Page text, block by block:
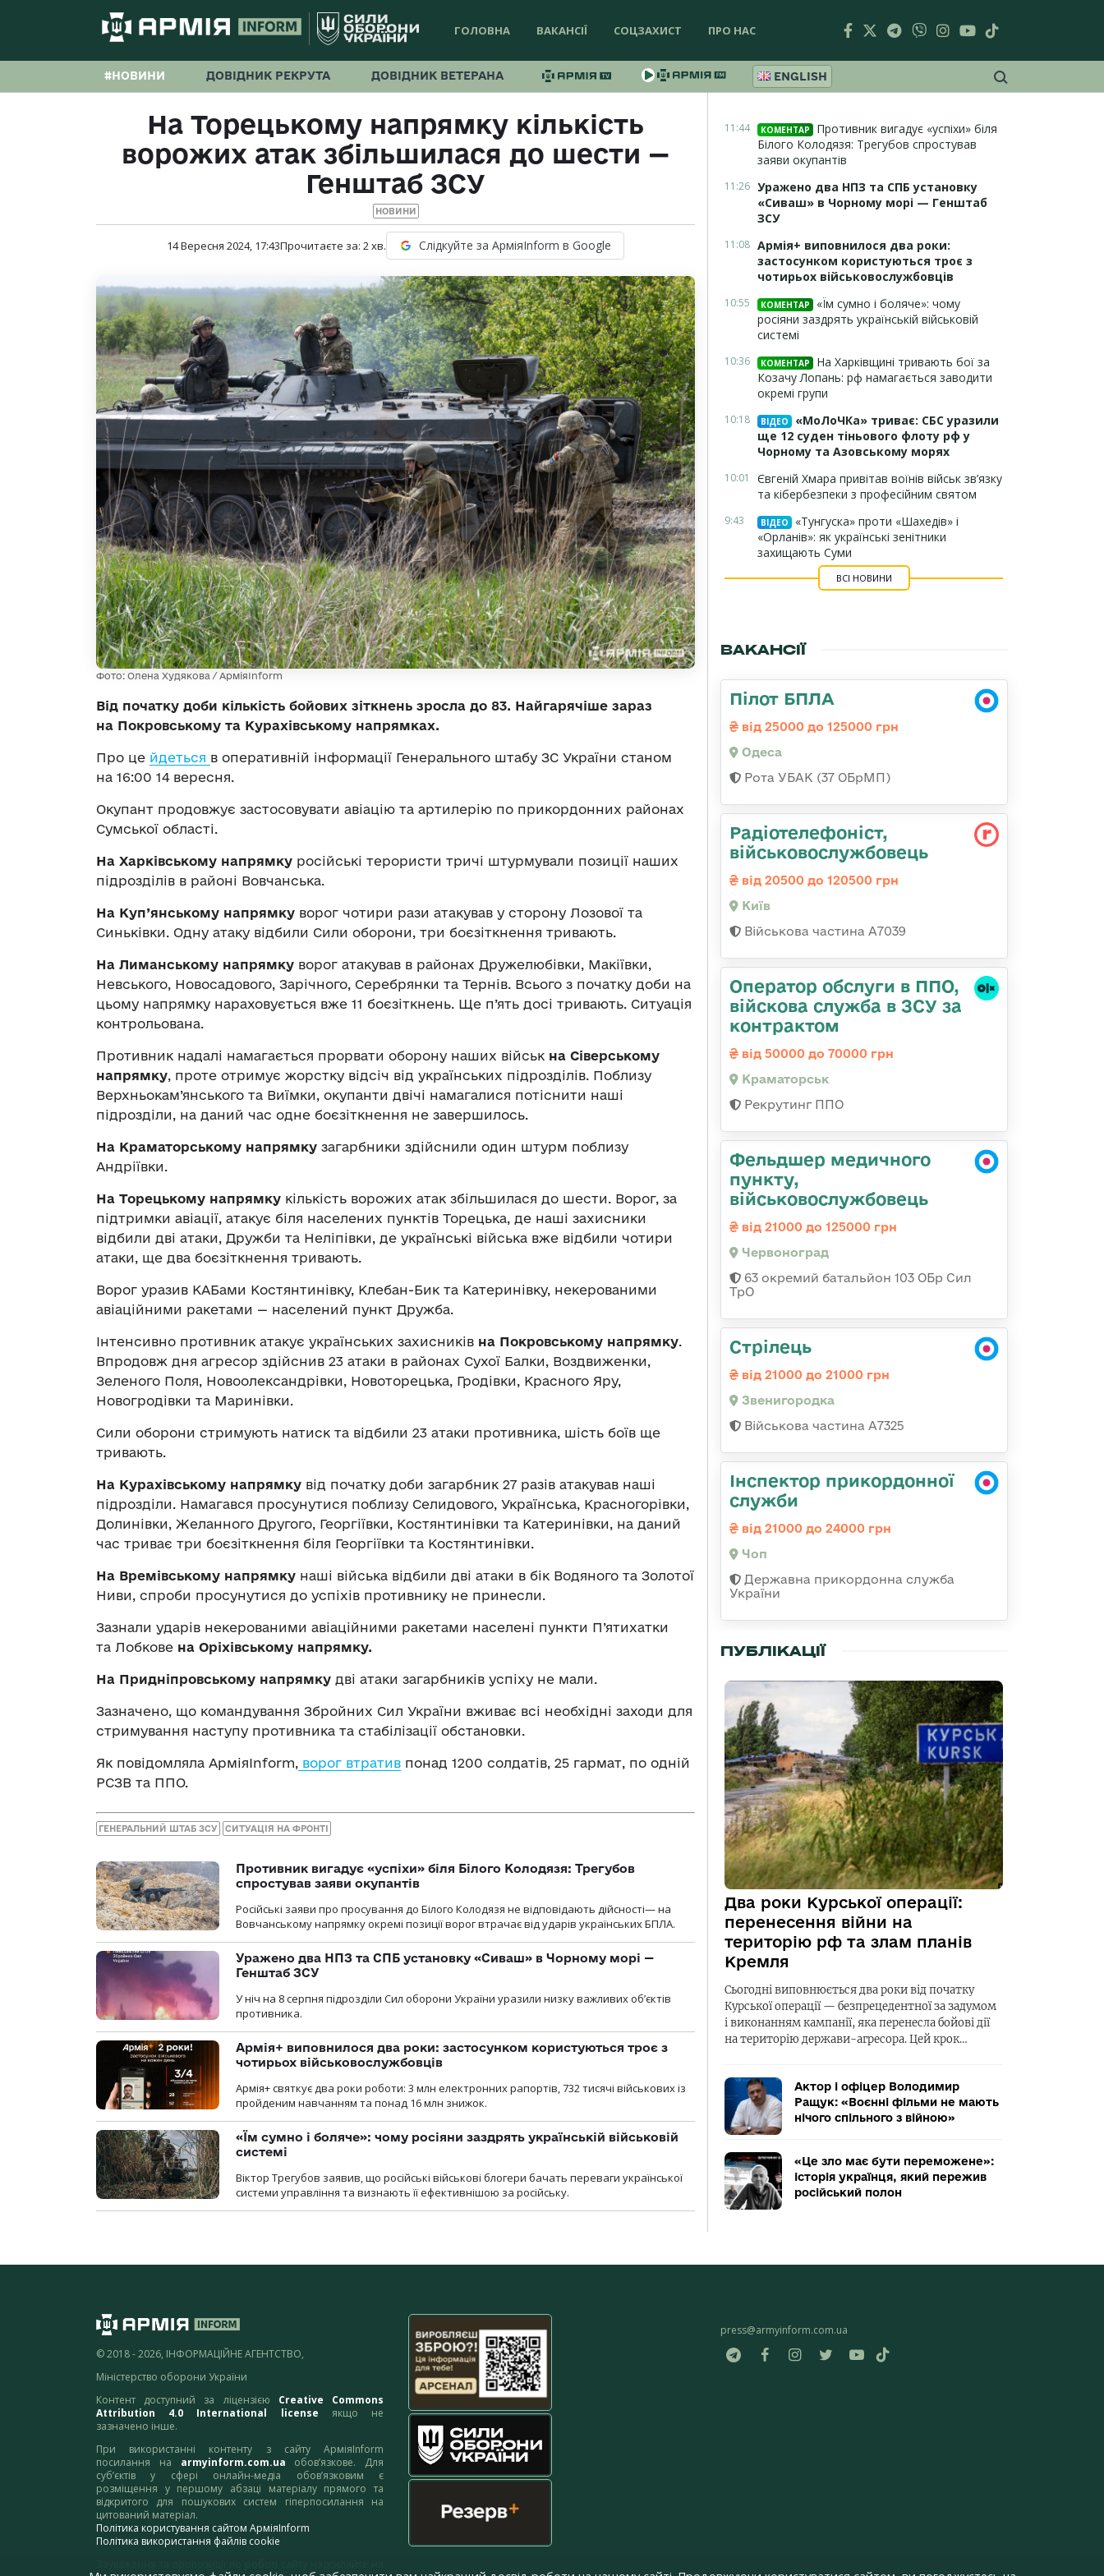
ГОЛОВНА ВАКАНСІЇ СОЦЗАХИСТ ПРО НАС
#НОВИНИ ДОВІДНИК РЕКРУТА ДОВІДНИК ВЕТЕРАНА ENGLISH
На Торецькому напрямку кількість
ворожих атак збільшилася до шести —
Генштаб ЗСУ
НОВИНИ
14 Вересня 2024, 17:43Прочитаєте за: 2хв. Слідкуйте за АрміяInform в Google
Фото: Олена Худякова / АрміяInform
Від початку доби кількість бойових зіткнень зросла до 83. Найгарячіше зараз
на Покровському та Курахівському напрямках.
Про це йдеться в оперативній інформації Генерального штабу ЗС України станом
на 16:00 14 вересня.
Окупант продовжує застосовувати авіацію та артилерію по прикордонних районах
Сумської області.
На Харківському напрямку російські терористи тричі штурмували позиції наших
підрозділів в районі Вовчанська.
На Куп’янському напрямку ворог чотири рази атакував у сторону Лозової та
Синьківки. Одну атаку відбили Сили оборони, три боєзіткнення тривають.
На Лиманському напрямку ворог атакував в районах Дружелюбівки, Макіївки,
Невського, Новосадового, Зарічного, Серебрянки та Тернів. Всього з початку доби на
цьому напрямку нараховується вже 11 боєзіткнень. Ще п’ять досі тривають. Ситуація
контрольована.
Противник надалі намагається прорвати оборону наших військ на Сіверському
напрямку, проте отримує жорстку відсіч від українських підрозділів. Поблизу
Верхньокам’янського та Виїмки, окупанти двічі намагалися потіснити наші
підрозділи, на даний час одне боєзіткнення не завершилось.
На Краматорському напрямку загарбники здійснили один штурм поблизу
Андріївки.
На Торецькому напрямку кількість ворожих атак збільшилася до шести. Ворог, за
підтримки авіації, атакує біля населених пунктів Торецька, де наші захисники
відбили дві атаки, Дружби та Неліпівки, де українські війська вже відбили чотири
атаки, ще два боєзіткнення тривають.
Ворог уразив КАБами Костянтинівку, Клебан-Бик та Катеринівку, некерованими
авіаційними ракетами — населений пункт Дружба.
Інтенсивно противник атакує українських захисників на Покровському напрямку.
Впродовж дня агресор здійснив 23 атаки в районах Сухої Балки, Воздвиженки,
Зеленого Поля, Новоолександрівки, Новоторецька, Гродівки, Красного Яру,
Новогродівки та Маринівки.
Сили оборони стримують натиск та відбили 23 атаки противника, шість боїв ще
тривають.
На Курахівському напрямку від початку доби загарбник 27 разів атакував наші
підрозділи. Намагався просунутися поблизу Селидового, Українська, Красногорівки,
Долинівки, Желанного Другого, Георгіївки, Костянтинівки та Катеринівки, на даний
час триває три боєзіткнення біля Георгіївки та Костянтинівки.
На Времівському напрямку наші війська відбили дві атаки в бік Водяного та Золотої
Ниви, спроби просунутися до успіхів противнику не принесли.
Зазнали ударів некерованими авіаційними ракетами населені пункти П’ятихатки
та Лобкове на Оріхівському напрямку.
На Придніпровському напрямку дві атаки загарбників успіху не мали.
Зазначено, що командування Збройних Сил України вживає всі необхідні заходи для
стримування наступу противника та стабілізації обстановки.
Як повідомляла АрміяInform, ворог втратив понад 1200 солдатів, 25 гармат, по одній
РСЗВ та ППО.
ГЕНЕРАЛЬНИЙ ШТАБ ЗСУ СИТУАЦІЯ НА ФРОНТІ
Противник вигадує «успіхи» біля Білого Колодязя: Трегубов
спростував заяви окупантів
Російські заяви про просування до Білого Колодязя не відповідають дійсності— на
Вовчанському напрямку окремі позиції ворог втрачає від ударів українських БПЛА.
Уражено два НПЗ та СПБ установку «Сиваш» в Чорному морі —
Генштаб ЗСУ
У ніч на 8 серпня підрозділи Сил оборони України уразили низку важливих об’єктів
противника.
Армія+ виповнилося два роки: застосунком користуються троє з
чотирьох військовослужбовців
Армія+ святкує два роки роботи: 3 млн електронних рапортів, 732 тисячі військових із
пройденим навчанням та понад 16 млн знижок.
«Їм сумно і боляче»: чому росіяни заздрять українській військовій
системі
Віктор Трегубов заявив, що російські військові блогери бачать переваги української
системи управління та визнають її ефективнішою за російську.
11:44 КОМЕНТАР
Противник вигадує «успіхи» біля
Білого Колодязя: Трегубов спростував
заяви окупантів
11:26 Уражено два НПЗ та СПБ установку
«Сиваш» в Чорному морі — Генштаб
ЗСУ
11:08 Армія+ виповнилося два роки:
застосунком користуються троє з
чотирьох військовослужбовців
10:55 КОМЕНТАР
«Їм сумно і боляче»: чому
росіяни заздрять українській військовій
системі
10:36 КОМЕНТАР
На Харківщині тривають бої за
Козачу Лопань: рф намагається заводити
окремі групи
10:18 ВІДЕО
«МоЛоЧКа» триває: СБС уразили
ще 12 суден тіньового флоту рф у
Чорному та Азовському морях
10:01
Євгеній Хмара привітав воїнів військ зв’язку
та кібербезпеки з професійним святом
9:43 ВІДЕО
«Тунгуска» проти «Шахедів» і
«Орланів»: як українські зенітники
захищають Суми
ВСІ НОВИНИ
ВАКАНСІЇ
Пілот БПЛА
від 25000 до 125000 грн
Одеса
Рота УБАК (37 ОБрМП)
Радіотелефоніст,
військовослужбовець
від 20500 до 120500 грн
Київ
Військова частина А7039
Оператор обслуги в ППО,
війскова служба в ЗСУ за
контрактом
від 50000 до 70000 грн
Краматорськ
Рекрутинг ППО
Фельдшер медичного
пункту,
військовослужбовець
від 21000 до 125000 грн
Червоноград
63 окремий батальйон 103 ОБр Сил
ТрО
Стрілець
від 21000 до 21000 грн
Звенигородка
Військова частина А7325
Інспектор прикордонної
служби
від 21000 до 24000 грн
Чоп
Державна прикордонна служба
України
ПУБЛІКАЦІЇ
Два роки Курської операції:
перенесення війни на
територію рф та злам планів
Кремля
Сьогодні виповнюється два роки від початку
Курської операції — безпрецедентної за задумом
і виконанням кампанії, яка перенесла бойові дії
на територію держави-агресора. Цей крок…
Актор і офіцер Володимир
Ращук: «Воєнні фільми не мають
нічого спільного з війною»
«Це зло має бути переможене»:
історія українця, який пережив
російський полон
© 2018 - 2026, ІНФОРМАЦІЙНЕ АГЕНТСТВО,
Міністерство оборони України
Контент доступний за ліцензією Creative Commons
Attribution 4.0 International license якщо не
зазначено інше.
При використанні контенту з сайту АрміяInform
посилання на armyinform.com.ua обов’язкове. Для
суб’єктів у сфері онлайн-медіа обов’язковим є
розміщення у першому абзаці матеріалу прямого та
відкритого для пошукових систем гіперпосилання на
цитований матеріал.
Політика користування сайтом АрміяInform
Політика використання файлів cookie
press@armyinform.com.ua